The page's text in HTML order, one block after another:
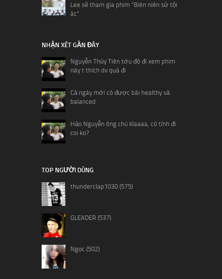
Lee sẽ tham gia phim "Biên niên sử tội
ác"
NHẬN XÉT GẦN ĐÂY
Nguyễn Thủy Tiên tớu đó đi xem phim
này t thích dv quá đi
Cả ngày mới có được bài healthy và
balanced
Hảo Nguyễn ông chú kìaaaa, có tính đi
coi ko?
TOP NGƯỜI DÙNG
thunderclap1030 (575)
GLEADER (537)
Ngọc (502)